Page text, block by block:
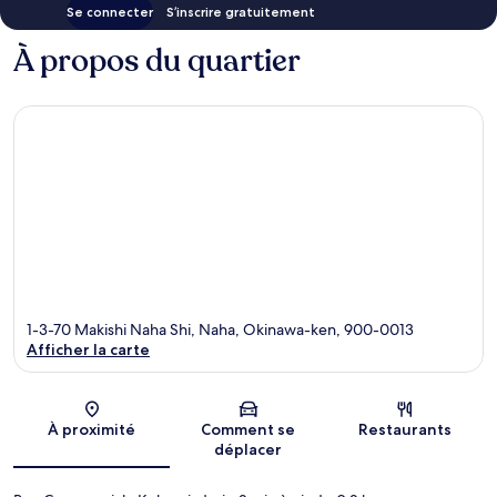
Se connecter S’inscrire gratuitement
À propos du quartier
Carte
1-3-70 Makishi Naha Shi, Naha, Okinawa-ken, 900-0013
Afficher la carte
À proximité
Comment se
déplacer
Restaurants